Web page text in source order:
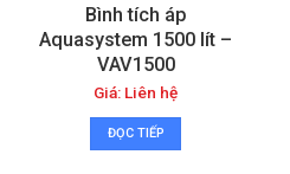
Bình tích áp
Aquasystem 1500 lít –
VAV1500
Giá: Liên hệ
ĐỌC TIẾP